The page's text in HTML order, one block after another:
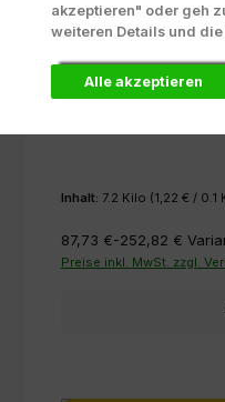
Jagdwurst Set
Sorten
Inhalt: 7.2 Kilo (1,22 € / 0.1
87,73 €-252,82 €
Preise inkl. MwSt. zzgl.
akzeptieren" oder geh
weiteren Details und die
Alle akzeptieren